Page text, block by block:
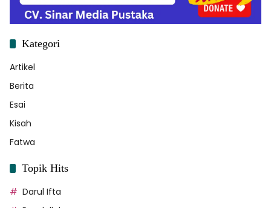
Kategori
Artikel
Berita
Esai
Kisah
Fatwa
Topik Hits
Darul Ifta